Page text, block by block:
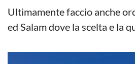
Ultimamente faccio anche
ed Salam dove la scelta e la